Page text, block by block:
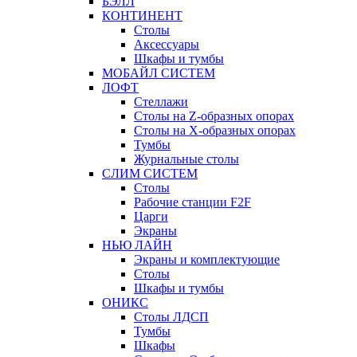
КОНТИНЕНТ
Столы
Аксессуары
Шкафы и тумбы
МОБАЙЛ СИСТЕМ
ЛОФТ
Стеллажи
Столы на Z-образных опорах
Столы на Х-образных опорах
Тумбы
Журнальные столы
СЛИМ СИСТЕМ
Столы
Рабочие станции F2F
Царги
Экраны
НЬЮ ЛАЙН
Экраны и комплектующие
Столы
Шкафы и тумбы
ОНИКС
Столы ЛДСП
Тумбы
Шкафы